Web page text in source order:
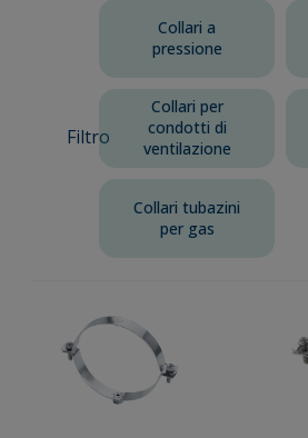
Filtro
Collari a
pressione
Collari per
condotti di
ventilazione
Collari tubazini
per gas